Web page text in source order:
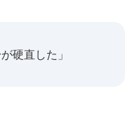
硬直した」